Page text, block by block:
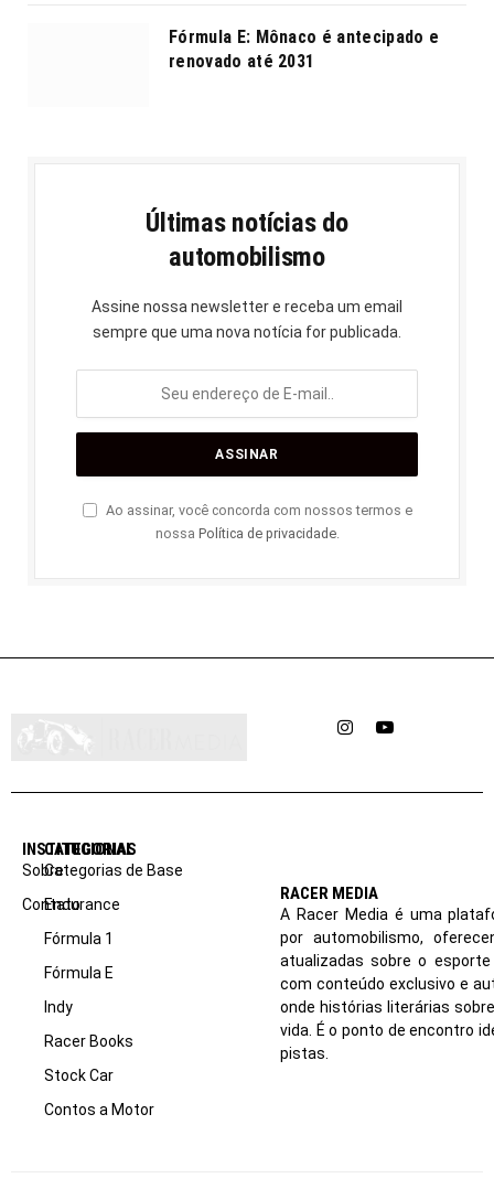
Fórmula E: Mônaco é antecipado e
renovado até 2031
Últimas notícias do
automobilismo
Assine nossa newsletter e receba um email
sempre que uma nova notícia for publicada.
Ao assinar, você concorda com nossos termos e
nossa Política de privacidade.
InstagramYouTube
INSTITUCIONAL
Sobre
Contato
CATEGORIAS
Categorias de Base
Endurance
Fórmula 1
Fórmula E
Indy
Racer Books
Stock Car
Contos a Motor
RACER MEDIA
A Racer Media é uma
por automobilismo,
atualizadas sobre o
com conteúdo exclusivo e
onde histórias literárias
vida. É o ponto de encontro
pistas.